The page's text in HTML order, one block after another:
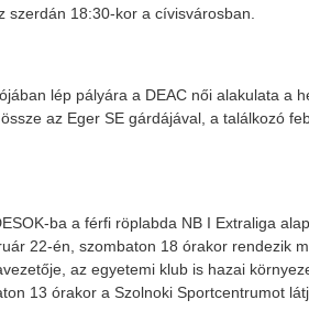
szerdán 18:30-kor a cívisvárosban.
lép pályára a DEAC női alakulata a
az Eger SE gárdájával, a találkozó
ba a férfi röplabda NB I Extraliga
22-én, szombaton 18 órakor rendezik
az egyetemi klub is hazai
13 órakor a Szolnoki Sportcentrumot